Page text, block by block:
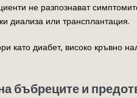
не разпознават
диализа или трансплантация.
като диабет, високо кръвно
бъбреците и